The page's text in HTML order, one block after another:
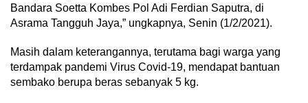
Bandara Soetta Kombes Pol Adi Ferdian Saputra, di
Asrama Tangguh Jaya,” ungkapnya, Senin (1/2/2021).
Masih dalam keterangannya, terutama bagi warga yang
terdampak pandemi Virus Covid-19, mendapat bantuan
sembako berupa beras sebanyak 5 kg.